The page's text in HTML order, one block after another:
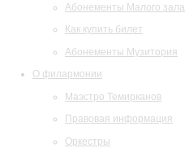
Абонементы Малого зала
Как купить билет
Абонементы Музитория
О филармонии
Маэстро Темирканов
Правовая информация
Оркестры